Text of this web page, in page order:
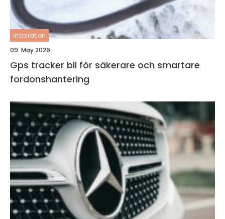
inspiration
09. May 2026
Gps tracker bil för säkerare och smartare
fordonshantering